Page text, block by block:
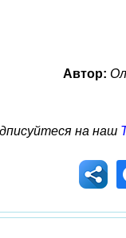
Автор:
на наш